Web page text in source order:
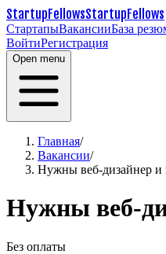
StartupFellowsStartupFellows
СтартапыВакансииБаза
ВойтиРегистрация
Open menu
Главная/
Вакансии/
Нужны веб-дизайнер и
Нужны веб-
Без оплаты